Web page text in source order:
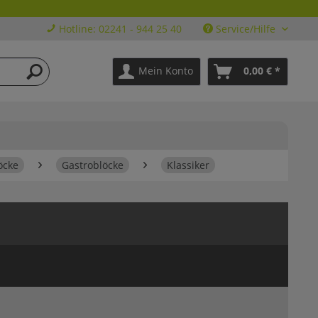
Hotline: 02241 - 944 25 40 Service/Hilfe
Mein Konto 0,00 € *
Gastroblöcke Klassiker